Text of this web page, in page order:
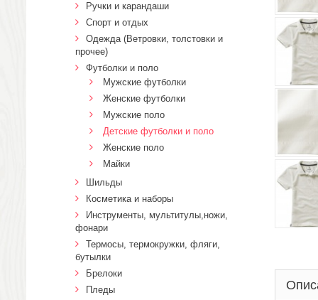
Ручки и карандаши
Спорт и отдых
Одежда (Ветровки, толстовки и
прочее)
Футболки и поло
Мужские футболки
Женские футболки
Мужские поло
Детские футболки и поло
Женские поло
Майки
Шильды
Косметика и наборы
Инструменты, мультитулы,ножи,
фонари
Термосы, термокружки, фляги,
бутылки
Брелоки
Пледы